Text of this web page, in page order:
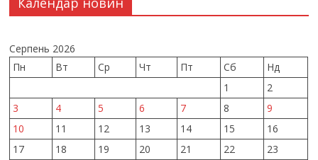
Серпень 2026
Пн
Вт Ср Чт Пт Сб
Нд
1
2
3
4 5 6 7 8
9
10
11 12 13 14 15
16
17
18 19 20 21 22
23